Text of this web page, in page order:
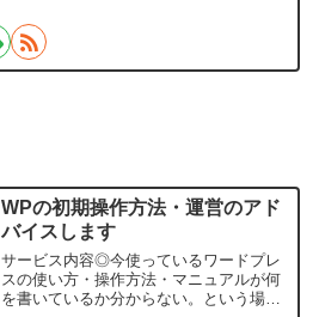
WPの初期操作方法・運営のアド
バイスします
サービス内容◎今使っているワードプレ
スの使い方・操作方法・マニュアルが何
を書いているか分からない。という場合